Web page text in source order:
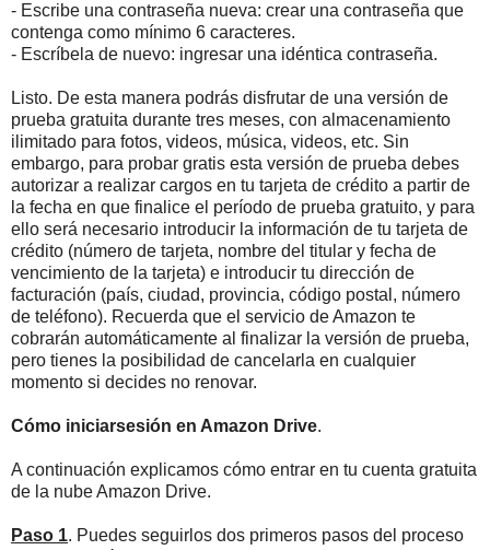
- Escribe una contraseña nueva: crear una contraseña que
contenga como mínimo 6 caracteres.
- Escríbela de nuevo: ingresar una idéntica contraseña.
Listo. De esta manera podrás disfrutar de una versión de
prueba gratuita durante tres meses, con almacenamiento
ilimitado para fotos, videos, música, videos, etc. Sin
embargo, para probar gratis esta versión de prueba debes
autorizar a realizar cargos en tu tarjeta de crédito a partir de
la fecha en que finalice el período de prueba gratuito, y para
ello será necesario introducir la información de tu tarjeta de
crédito (número de tarjeta, nombre del titular y fecha de
vencimiento de la tarjeta) e introducir tu dirección de
facturación (país, ciudad, provincia, código postal, número
de teléfono). Recuerda que el servicio de Amazon te
cobrarán automáticamente al finalizar la versión de prueba,
pero tienes la posibilidad de cancelarla en cualquier
momento si decides no renovar.
Cómo iniciarsesión en Amazon Drive.
A continuación explicamos cómo entrar en tu cuenta gratuita
de la nube Amazon Drive.
Paso 1. Puedes seguirlos dos primeros pasos del proceso